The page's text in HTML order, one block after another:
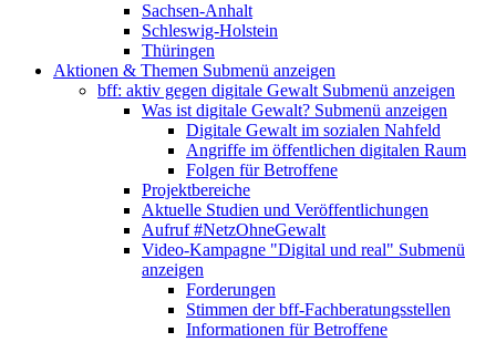
Sachsen-Anhalt
Schleswig-Holstein
Thüringen
Aktionen & Themen Submenü anzeigen
bff: aktiv gegen digitale Gewalt Submenü anzeigen
Was ist digitale Gewalt? Submenü anzeigen
Digitale Gewalt im sozialen Nahfeld
Angriffe im öffentlichen digitalen Raum
Folgen für Betroffene
Projektbereiche
Aktuelle Studien und Veröffentlichungen
Aufruf #NetzOhneGewalt
Video-Kampagne "Digital und real" Submenü
anzeigen
Forderungen
Stimmen der bff-Fachberatungsstellen
Informationen für Betroffene